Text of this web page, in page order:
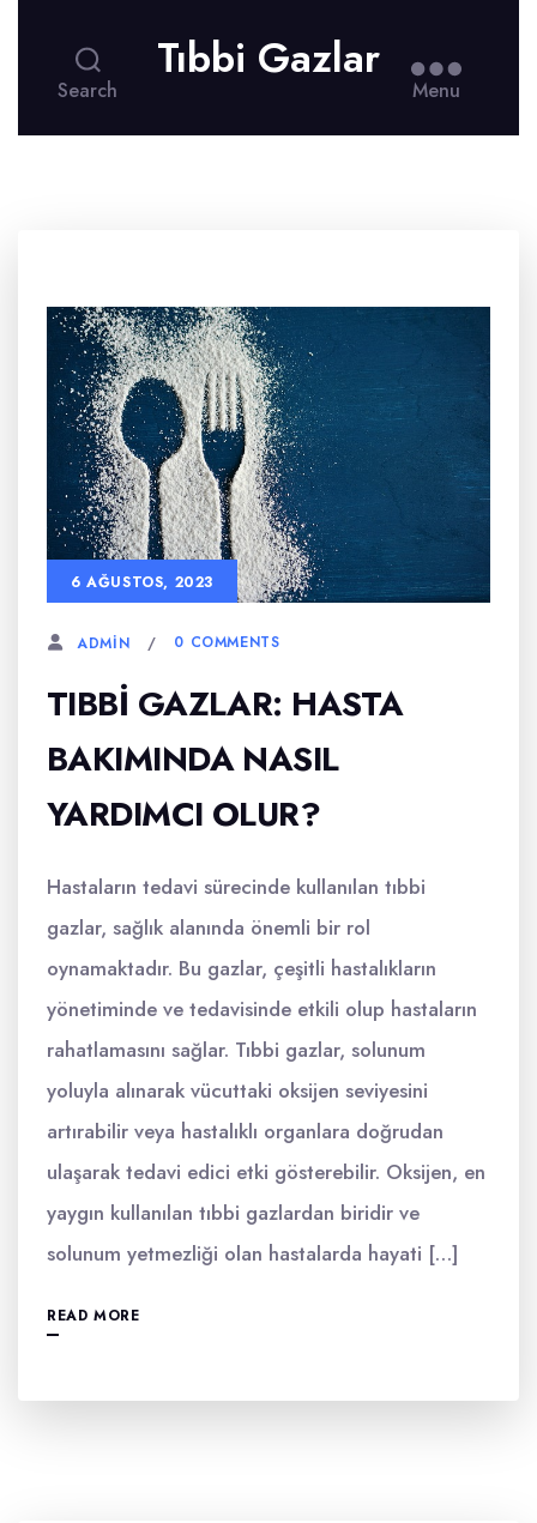
Search
Tıbbi Gazlar
Menu
6 AĞUSTOS, 2023
ADMIN 0 COMMENTS
TIBBI GAZLAR: HASTA
BAKIMINDA NASIL
YARDIMCI OLUR?
Hastaların tedavi sürecinde kullanılan tıbbi
gazlar, sağlık alanında önemli bir rol
oynamaktadır. Bu gazlar, çeşitli hastalıkların
yönetiminde ve tedavisinde etkili olup hastaların
rahatlamasını sağlar. Tıbbi gazlar, solunum
yoluyla alınarak vücuttaki oksijen seviyesini
artırabilir veya hastalıklı organlara doğrudan
ulaşarak tedavi edici etki gösterebilir. Oksijen, en
yaygın kullanılan tıbbi gazlardan biridir ve
solunum yetmezliği olan hastalarda hayati […]
READ MORE